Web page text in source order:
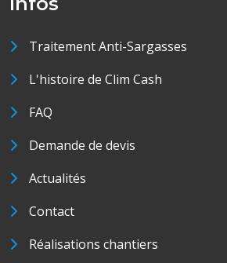
Traitement Anti-Sargasses
L'histoire de Clim Cash
FAQ
Demande de devis
Actualités
Contact
Réalisations chantiers